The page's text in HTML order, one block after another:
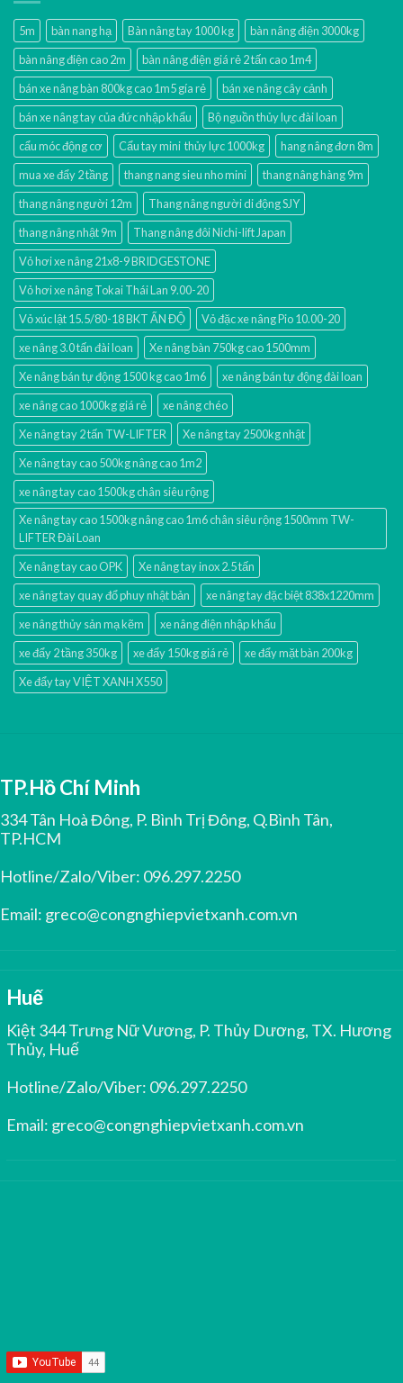
5m bàn nang hạ Bàn nâng tay 1000 kg
bàn nâng điện 3000kg
bàn nâng điện cao 2m
bàn nâng điện giá rẻ 2 tấn cao 1m4
bán xe nâng bàn 800kg cao 1m5 gía rẻ
bán xe nâng cây cảnh
bán xe nâng tay của đức nhập khẩu
Bộ nguồn thủy lực đài loan
cẩu móc động cơ
Cẩu tay mini thủy lực 1000kg
hang nâng đơn 8m
mua xe đẩy 2 tầng
thang nang sieu nho mini
thang nâng hàng 9m
thang nâng người 12m
Thang nâng người di động SJY
thang nâng nhật 9m
Thang nâng đôi Nichi-lift Japan
Vỏ hơi xe nâng 21x8-9 BRIDGESTONE
Vỏ hơi xe nâng Tokai Thái Lan 9.00-20
Vỏ xúc lật 15.5/80-18 BKT ẤN ĐỘ
Vỏ đặc xe nâng Pio 10.00-20
xe nâng 3.0 tấn đài loan
Xe nâng bàn 750kg cao 1500mm
Xe nâng bán tự động 1500 kg cao 1m6
xe nâng bán tự động đài loan
xe nâng cao 1000kg giá rẻ
xe nâng chéo
Xe nâng tay 2 tấn TW-LIFTER
Xe nâng tay 2500kg nhật
Xe nâng tay cao 500kg nâng cao 1m2
xe nâng tay cao 1500kg chân siêu rộng
Xe nâng tay cao 1500kg nâng cao 1m6 chân siêu rộng 1500mm TW-
LIFTER Đài Loan
Xe nâng tay cao OPK
Xe nâng tay inox 2.5 tấn
xe nâng tay quay đổ phuy nhật bản
xe nâng tay đặc biệt 838x1220mm
xe nâng thủy sản mạ kẽm
xe nâng điện nhập khấu
xe đẩy 2 tầng 350kg
xe đẩy 150kg giá rẻ
xe đẩy mặt bàn 200kg
Xe đẩy tay VIỆT XANH X550
TP.Hồ Chí Minh
334 Tân Hoà Đông, P. Bình Trị Đông, Q.Bình Tân,
TP.HCM
Hotline/Zalo/Viber: 096.297.2250
Email: greco@congnghiepvietxanh.com.vn
Huế
Kiệt 344 Trưng Nữ Vương, P. Thủy Dương, TX. Hương
Thủy, Huế
Hotline/Zalo/Viber: 096.297.2250
Email: greco@congnghiepvietxanh.com.vn